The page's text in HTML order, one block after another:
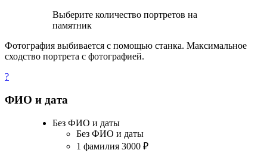
Выберите количество портретов на
памятник
Фотография выбивается с помощью станка. Максимальное
сходство портрета с фотографией.
?
ФИО и дата
Без ФИО и даты
Без ФИО и даты
1 фамилия 3000 ₽